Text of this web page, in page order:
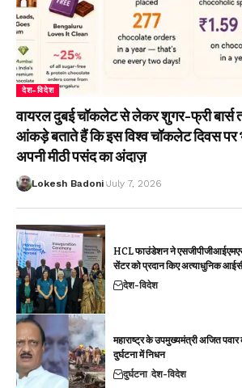
देश-विदेश
वायरल दुबई चॉकलेट से लेकर शुगर-फ्री बार्स
आंकड़े बताते हैं कि इस विश्व चॉकलेट दिवस पर
अपनी मीठी पसंद का अंदाज़
Lokesh Badoni July 7, 2026
HCL फाउंडेशन ने
सेंटर को प्रदान किए अत्याधुनिक
देश-विदेश
महाराष्ट्र के उपमुख्यमंत्री अजित
दुर्घटना में निधन
दुर्घटना देश-विदेश